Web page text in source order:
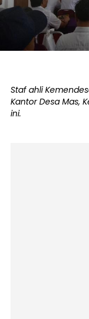
Staf ahli
Kantor Desa Mas,
ini.